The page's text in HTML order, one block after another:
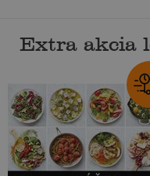
Extra akcia